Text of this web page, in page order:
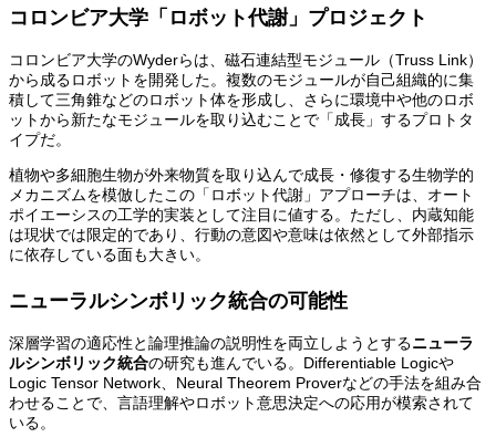
コロンビア大学「ロボット代謝」プロジェクト
コロンビア大学のWyderらは、磁石連結型モジュール（Truss Link）
から成るロボットを開発した。複数のモジュールが自己組織的に集
積して三角錐などのロボット体を形成し、さらに環境中や他のロボ
ットから新たなモジュールを取り込むことで「成長」するプロトタ
イプだ。
植物や多細胞生物が外来物質を取り込んで成長・修復する生物学的
メカニズムを模倣したこの「ロボット代謝」アプローチは、オート
ポイエーシスの工学的実装として注目に値する。ただし、内蔵知能
は現状では限定的であり、行動の意図や意味は依然として外部指示
に依存している面も大きい。
ニューラルシンボリック統合の可能性
深層学習の適応性と論理推論の説明性を両立しようとするニューラ
ルシンボリック統合の研究も進んでいる。Differentiable Logicや
Logic Tensor Network、Neural Theorem Proverなどの手法を組み合
わせることで、言語理解やロボット意思決定への応用が模索されて
いる。